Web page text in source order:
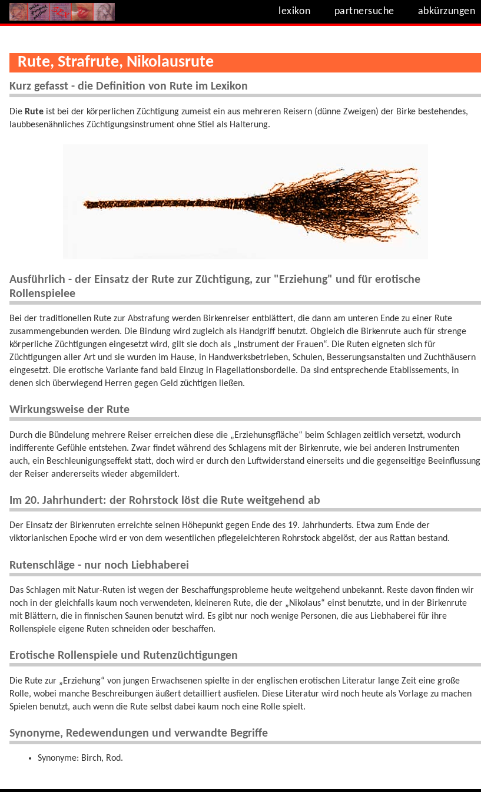
lexikon partnersuche abkürzungen
Rute, Strafrute, Nikolausrute
Kurz gefasst - die Definition von Rute im Lexikon
Die Rute ist bei der körperlichen Züchtigung zumeist ein aus mehreren Reisern (dünne Zweigen) der Birke bestehendes,
laubbesenähnliches Züchtigungsinstrument ohne Stiel als Halterung.
Ausführlich - der Einsatz der Rute zur Züchtigung, zur "Erziehung" und für erotische
Rollenspielee
Bei der traditionellen Rute zur Abstrafung werden Birkenreiser entblättert, die dann am unteren Ende zu einer Rute
zusammengebunden werden. Die Bindung wird zugleich als Handgriff benutzt. Obgleich die Birkenrute auch für strenge
körperliche Züchtigungen eingesetzt wird, gilt sie doch als „Instrument der Frauen“. Die Ruten eigneten sich für
Züchtigungen aller Art und sie wurden im Hause, in Handwerksbetrieben, Schulen, Besserungsanstalten und Zuchthäusern
eingesetzt. Die erotische Variante fand bald Einzug in Flagellationsbordelle. Da sind entsprechende Etablissements, in
denen sich überwiegend Herren gegen Geld züchtigen ließen.
Wirkungsweise der Rute
Durch die Bündelung mehrere Reiser erreichen diese die „Erziehunsgfläche“ beim Schlagen zeitlich versetzt, wodurch
indifferente Gefühle entstehen. Zwar findet während des Schlagens mit der Birkenrute, wie bei anderen Instrumenten
auch, ein Beschleunigungseffekt statt, doch wird er durch den Luftwiderstand einerseits und die gegenseitige Beeinflussung
der Reiser andererseits wieder abgemildert.
Im 20. Jahrhundert: der Rohrstock löst die Rute weitgehend ab
Der Einsatz der Birkenruten erreichte seinen Höhepunkt gegen Ende des 19. Jahrhunderts. Etwa zum Ende der
viktorianischen Epoche wird er von dem wesentlichen pflegeleichteren Rohrstock abgelöst, der aus Rattan bestand.
Rutenschläge - nur noch Liebhaberei
Das Schlagen mit Natur-Ruten ist wegen der Beschaffungsprobleme heute weitgehend unbekannt. Reste davon finden wir
noch in der gleichfalls kaum noch verwendeten, kleineren Rute, die der „Nikolaus“ einst benutzte, und in der Birkenrute
mit Blättern, die in finnischen Saunen benutzt wird. Es gibt nur noch wenige Personen, die aus Liebhaberei für ihre
Rollenspiele eigene Ruten schneiden oder beschaffen.
Erotische Rollenspiele und Rutenzüchtigungen
Die Rute zur „Erziehung“ von jungen Erwachsenen spielte in der englischen erotischen Literatur lange Zeit eine große
Rolle, wobei manche Beschreibungen äußert detailliert ausfielen. Diese Literatur wird noch heute als Vorlage zu machen
Spielen benutzt, auch wenn die Rute selbst dabei kaum noch eine Rolle spielt.
Synonyme, Redewendungen und verwandte Begriffe
Synonyme: Birch, Rod.